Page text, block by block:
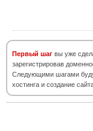
Первый шаг вы уже
зарегистрировав
Следующими шагами
хостинга и создание